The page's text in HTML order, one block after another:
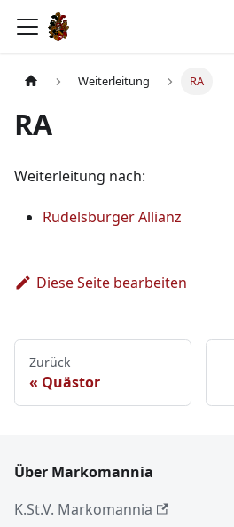
Weiterleitung RA
RA
Weiterleitung nach:
Rudelsburger Allianz
Diese Seite bearbeiten
Zurück
Quästor
Über Markomannia
K.St.V. Markomannia